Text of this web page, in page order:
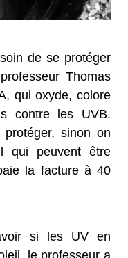
de se protéger
Thomas
qui oxyde, colore
contre les UVB.
sinon on
qui peuvent être
la facture à 40
si les UV en
le professeur a